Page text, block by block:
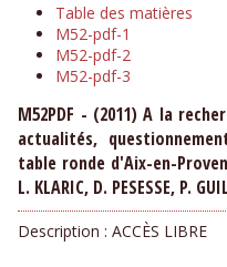
Table des matières
M52-pdf-1
M52-pdf-2
M52-pdf-3
M52PDF - (2011) A la
actualités,
table ronde d'Aix-en-
L. KLARIC, D. PESESSE, P.
Description :ACCÈS LIBRE